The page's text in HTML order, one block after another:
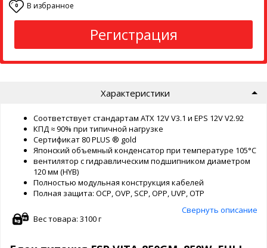
0 В избранное
Регистрация
Характеристики
Соответствует стандартам ATX 12V V3.1 и EPS 12V V2.92
КПД ≈ 90% при типичной нагрузке
Сертификат 80 PLUS ® gold
Японский объемный конденсатор при температуре 105°C
вентилятор с гидравлическим подшипником диаметром
120 мм (HYB)
Полностью модульная конструкция кабелей
Полная защита: OCP, OVP, SCP, OPP, UVP, OTP
Свернуть описание
Вес товара: 3100 г